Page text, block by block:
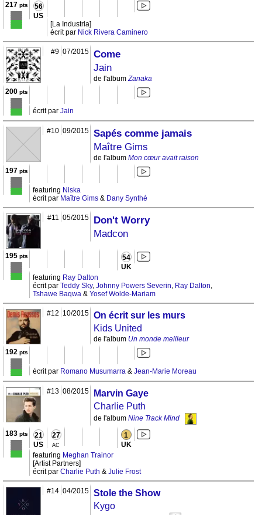
217 pts 56
US
[La Industria]
écrit par Nick Rivera Caminero
#9 07/2015 Come
Jain
de l'albumZanaka
200pts
écrit par Jain
#10 09/2015 Sapés comme jamais
Maître Gims
de l'album Mon cœur avait raison
197 pts
featuring Niska
écrit par Maître Gims & Dany Synthé
#11 05/2015
Don't Worry
Madcon
195pts 54
UK
featuring Ray Dalton
écrit par Teddy Sky, Johnny Powers Severin, Ray Dalton,
Tshawe Baqwa & Yosef Wolde-Mariam
#12 10/2015 On écrit sur les murs
Kids United
de l'album Un monde meilleur
192 pts
écrit par Romano Musumarra & Jean-Marie Moreau
#13 08/2015
Marvin Gaye
Charlie Puth
de l'album Nine Track Mind
183pts 21
US
27
AC
1
UK
featuring Meghan Trainor
[Artist Partners]
écrit par Charlie Puth & Julie Frost
#14 04/2015 Stole the Show
Kygo